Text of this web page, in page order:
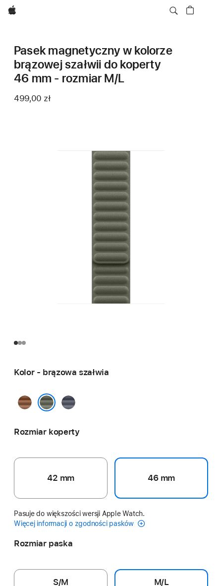
Apple
Pasek magnetyczny w kolorze
brązowej szałwii do koperty
46 mm - rozmiar M/L
499,00 zł
Kolor - brązowa szałwia
karmel granat
Rozmiar koperty
42 mm 46 mm
Pasuje do większości wersji Apple Watch.
Więcej informacji o zgodności pasków
Rozmiar paska
S/M M/L